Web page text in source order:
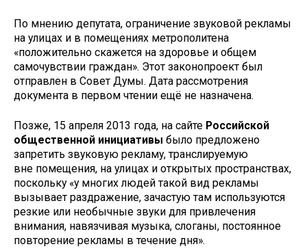
По мнению депутата, ограничение звуковой рекламы
на улицах и в помещениях метрополитена
«положительно скажется на здоровье и общем
самочувствии граждан». Этот законопроект был
отправлен в Совет Думы. Дата рассмотрения
документа в первом чтении ещё не назначена.
Позже, 15 апреля 2013 года, на сайте Российской
общественной инициативы было предложено
запретить звуковую рекламу, транслируемую
вне помещения, на улицах и открытых пространствах,
поскольку «у многих людей такой вид рекламы
вызывает раздражение, зачастую там используются
резкие или необычные звуки для привлечения
внимания, навязчивая музыка, слоганы, постоянное
повторение рекламы в течение дня».